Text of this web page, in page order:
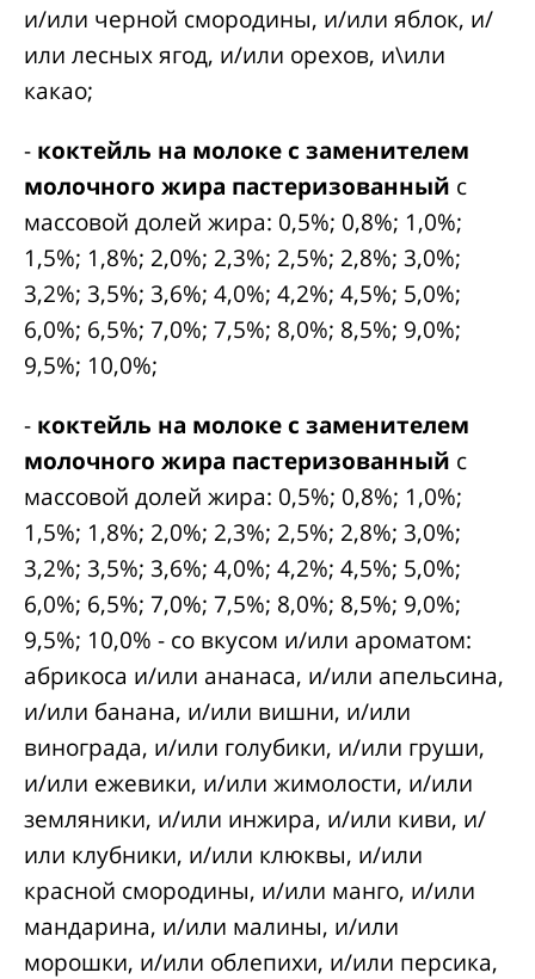
и/или черной смородины, и/или яблок, и/
или лесных ягод, и/или орехов, и\или
какао;
- коктейль на молоке с заменителем
молочного жира пастеризованный с
массовой долей жира: 0,5%; 0,8%; 1,0%;
1,5%; 1,8%; 2,0%; 2,3%; 2,5%; 2,8%; 3,0%;
3,2%; 3,5%; 3,6%; 4,0%; 4,2%; 4,5%; 5,0%;
6,0%; 6,5%; 7,0%; 7,5%; 8,0%; 8,5%; 9,0%;
9,5%; 10,0%;
- коктейль на молоке с заменителем
молочного жира пастеризованный с
массовой долей жира: 0,5%; 0,8%; 1,0%;
1,5%; 1,8%; 2,0%; 2,3%; 2,5%; 2,8%; 3,0%;
3,2%; 3,5%; 3,6%; 4,0%; 4,2%; 4,5%; 5,0%;
6,0%; 6,5%; 7,0%; 7,5%; 8,0%; 8,5%; 9,0%;
9,5%; 10,0% - со вкусом и/или ароматом:
абрикоса и/или ананаса, и/или апельсина,
и/или банана, и/или вишни, и/или
винограда, и/или голубики, и/или груши,
и/или ежевики, и/или жимолости, и/или
земляники, и/или инжира, и/или киви, и/
или клубники, и/или клюквы, и/или
красной смородины, и/или манго, и/или
мандарина, и/или малины, и/или
морошки, и/или облепихи, и/или персика,